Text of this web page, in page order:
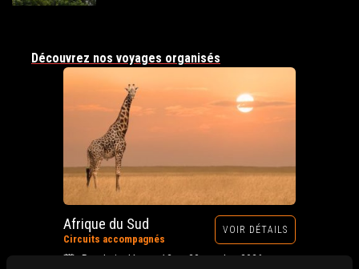
Découvrez nos voyages organisés
Afrique du Sud
Circuits accompagnés
VOIR DÉTAILS
Prochain départ : 12 au 28 octobre 2026